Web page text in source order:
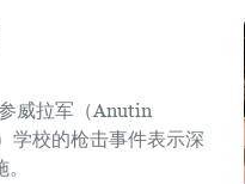
威拉军（Anutin
学校的枪击事件表示深